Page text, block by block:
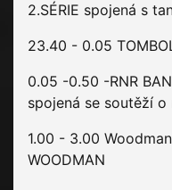
2.SÉRIE spojená s
23.40 - 0.05
0.05 -0.50 -RNR
spojená se soutěží
1.00 - 3.00
WOODMAN